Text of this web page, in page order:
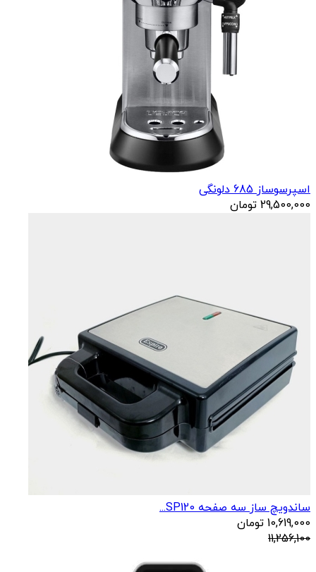
اسپرسوساز 685 دلونگی
29,500,000 تومان
ساندویچ ساز سه صفحه SP120...
10,619,000 تومان
11,256,100